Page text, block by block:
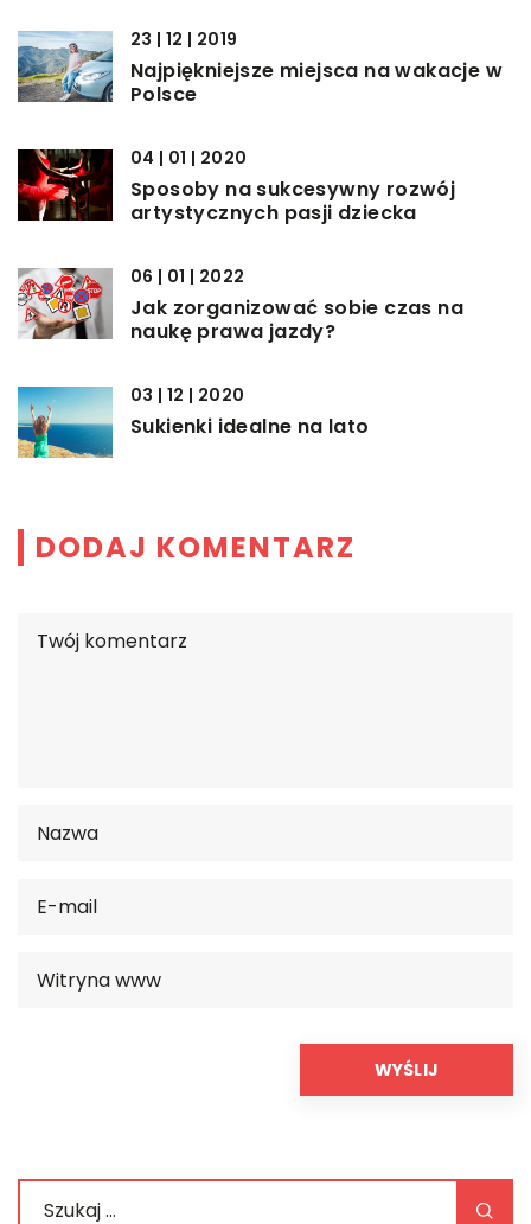
23 | 12 | 2019
Najpiękniejsze miejsca na wakacje w
Polsce
04 | 01 | 2020
Sposoby na sukcesywny rozwój
artystycznych pasji dziecka
06 | 01 | 2022
Jak zorganizować sobie czas na
naukę prawa jazdy?
03 | 12 | 2020
Sukienki idealne na lato
DODAJ KOMENTARZ